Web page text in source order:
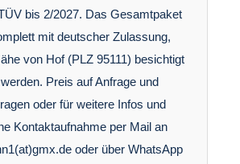
bis 2/2027. Das Gesamtpaket
mit deutscher Zulassung,
von Hof (PLZ 95111) besichtigt
Preis auf Anfrage und
oder für weitere Infos und
Kontaktaufnahme per Mail an
oder über WhatsApp